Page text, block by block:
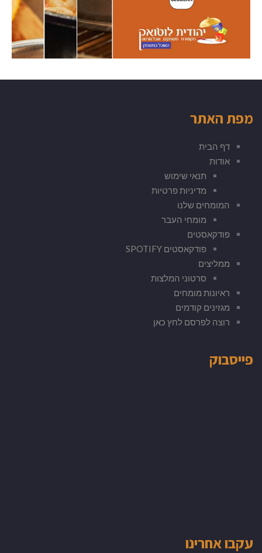
מפת האתר
דף הבית
אודות
תנאי שימוש
מדיניות פרטיות
המומחים שלנו
מומחי העבר
פודקאסטים
פודקאסטים SPOTIFY
ממליצים
סרטוני המלצות
ראיונות מומחים
מגזינים קודמים
רוצה לפרסם לחץ כאן
פייסבוק
עקבו אחרינו